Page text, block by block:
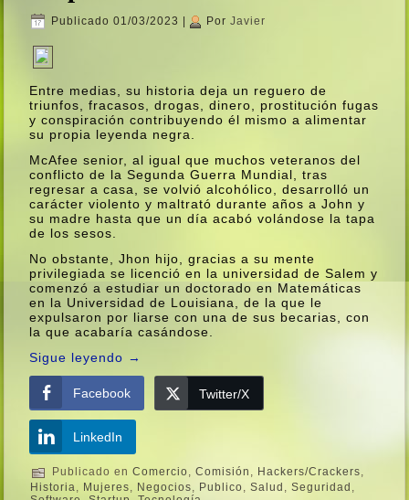
Publicado 01/03/2023 Por Javier
Entre medias, su historia deja un reguero de
triunfos, fracasos, drogas, dinero, prostitución fugas
y conspiración contribuyendo él mismo a alimentar
su propia leyenda negra.
McAfee senior, al igual que muchos veteranos del
conflicto de la Segunda Guerra Mundial, tras
regresar a casa, se volvió alcohólico, desarrolló un
carácter violento y maltrató durante años a John y
su madre hasta que un dí­a acabó volándose la tapa
de los sesos.
No obstante, Jhon hijo, gracias a su mente
privilegiada se licenció en la universidad de Salem y
comenzó a estudiar un doctorado en Matemáticas
en la Universidad de Louisiana, de la que le
expulsaron por liarse con una de sus becarias, con
la que acabarí­a casándose.
Sigue leyendo →
Facebook Twitter/X
LinkedIn
Publicado en Comercio,Comisión , Hackers/Crackers,
Historia, Mujeres, Negocios, Publico,Salud ,Seguridad ,